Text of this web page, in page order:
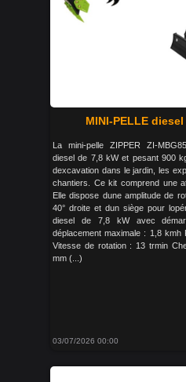
MINI-PELLE
La mini-pelle ZIPPER ZI-
diesel de 7,8 kW et pesant 900
dexcavation dans le jardin, les
chantiers. Ce kit comprend une
Elle dispose dune amplitude de
40° droite et dun siège pour
diesel de 7,8 kW avec
déplacement maximale : 1,8
Vitesse de rotation : 13 trmin
mm (...)
03/07/2026 00:00